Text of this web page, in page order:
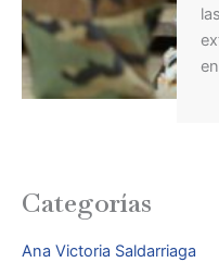
Categorías
Ana Victoria Saldarriaga